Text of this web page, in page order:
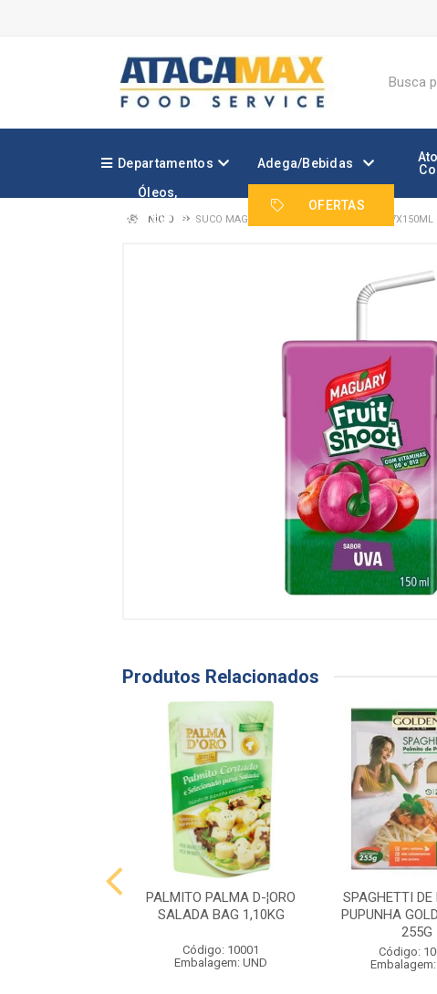
Departamentos Adega/Bebidas
Óleos,
Gorduras
OFERTAS
INÍCIO SUCO MAGUARY FRUIT SHOOT UVA TP 27X150ML
Produtos Relacionados
PALMITO PALMA D-¦ORO
SALADA BAG 1,10KG
Código: 10001
Embalagem: UND
SPAGHETTI
PUPUNHA
255G
Código: